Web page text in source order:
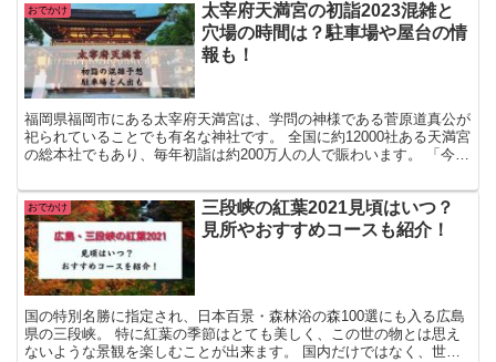
おでかけ
太宰府天満宮の初詣2023混雑と
穴場の時間は？駐車場や屋台の情
報も！
福岡県福岡市にある太宰府天満宮は、学問の神様である菅原道真公が
祀られていることでも有名な神社です。 全国に約12000社ある天満宮
の総本社でもあり、毎年初詣は約200万人の人で賑わいます。 「今年
おでかけ
三段峡の紅葉2021見頃はいつ？
見所やおすすめコースも紹介！
国の特別名勝に指定され、日本百景・森林浴の森100選にも入る広島
県の三段峡。 特に紅葉の季節はとても美しく、この世の物とは思え
ないような景観を楽しむことが出来ます。 国内だけではなく、世界